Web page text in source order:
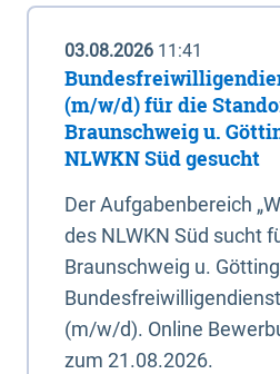
03.08.2026 11:41
(m/w/d) für die
Braunschweig u.
NLWKN Süd gesucht
Der Aufgabenbereich
des NLWKN Süd sucht
Braunschweig u.
(m/w/d). Online
zum 21.08.2026.